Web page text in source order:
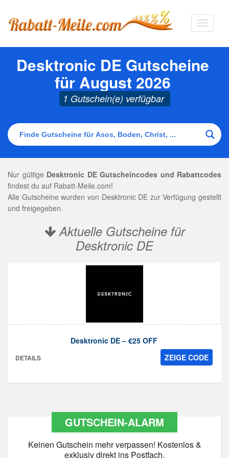
Desktronic DE Gutscheine
für August 2026
1 Gutschein(e) verfügbar
Nur gültige Desktronic DE Gutscheincodes und Rabattcodes
findest du auf Rabatt-Meile.com!
Alle Gutscheine wurden von Desktronic DE zur Verfügung gestellt
und freigegeben.
Aktuelle Gutscheine für
Desktronic DE
Desktronic DE – €25 OFF
DETAILS ZEIGE CODE
GUTSCHEIN-ALARM
Keinen Gutschein mehr verpassen! Kostenlos &
exklusiv direkt ins Postfach.